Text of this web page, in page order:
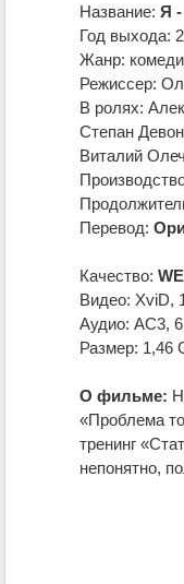
Название: Я -
Год выхода:
Жанр:
Режиссер:
В ролях:
Степан
Виталий
Перевод:
Качество:
Видео: XviD,
Аудио: AC3,
Размер: 1,46
О фильме:
«Проблема
тренинг
непонятно,